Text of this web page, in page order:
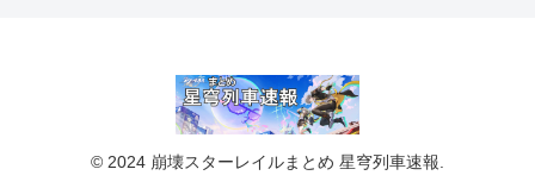
© 2024 崩壊スターレイルまとめ 星穹列車速報.